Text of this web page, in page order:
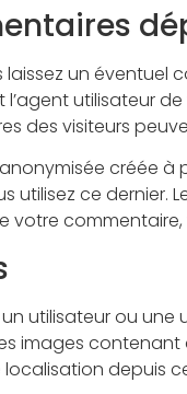
un éventuel
l’agent utilisateur
des visiteurs
créée
utilisez ce
votre
utilisateur ou une
images contenant
depuis